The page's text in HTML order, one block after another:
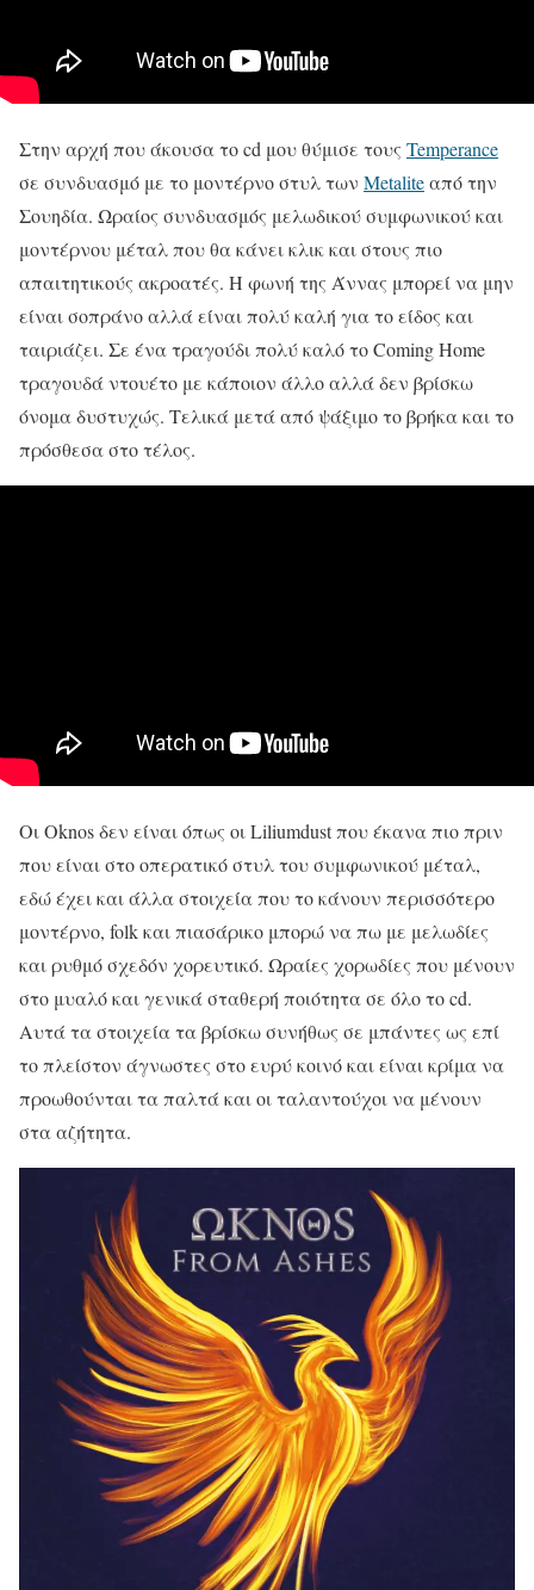
Στην αρχή που άκουσα το cd μου θύμισε τους Temperance
σε συνδυασμό με το μοντέρνο στυλ των Metaliteαπό την
Σουηδία. Ωραίος συνδυασμός μελωδικού συμφωνικού και
μοντέρνου μέταλ που θα κάνει κλικ και στους πιο
απαιτητικούς ακροατές. Η φωνή της Άννας μπορεί να μην
είναι σοπράνο αλλά είναι πολύ καλή για το είδος και
ταιριάζει. Σε ένα τραγούδι πολύ καλό το Coming Home
τραγουδά ντουέτο με κάποιον άλλο αλλά δεν βρίσκω
όνομα δυστυχώς. Τελικά μετά από ψάξιμο το βρήκα και το
πρόσθεσα στο τέλος.
Οι Oknos δεν είναι όπως οι Liliumdust που έκανα πιο πριν
που είναι στο οπερατικό στυλ του συμφωνικού μέταλ,
εδώ έχει και άλλα στοιχεία που το κάνουν περισσότερο
μοντέρνο, folk και πιασάρικο μπορώ να πω με μελωδίες
και ρυθμό σχεδόν χορευτικό. Ωραίες χορωδίες που μένουν
στο μυαλό και γενικά σταθερή ποιότητα σε όλο το cd.
Αυτά τα στοιχεία τα βρίσκω συνήθως σε μπάντες ως επί
το πλείστον άγνωστες στο ευρύ κοινό και είναι κρίμα να
προωθούνται τα παλτά και οι ταλαντούχοι να μένουν
στα αζήτητα.